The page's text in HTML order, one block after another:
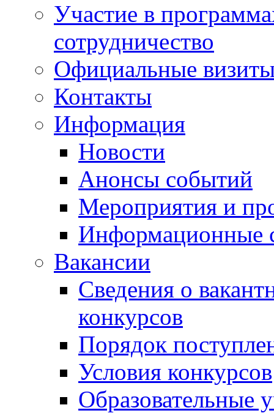
Участие в
сотрудничество
Официальные
Контакты
Информация
Новости
Анонсы событий
Мероприятия и
Информационные
Вакансии
Сведения о
конкурсов
Порядок
Условия конкурсов
Образовательные